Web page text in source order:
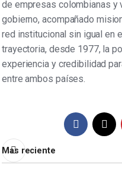
de empresas colombianas y
gobierno, acompañado
red institucional sin igual en
trayectoria, desde 1977, la
experiencia y credibilidad
entre ambos países.
Mas reciente